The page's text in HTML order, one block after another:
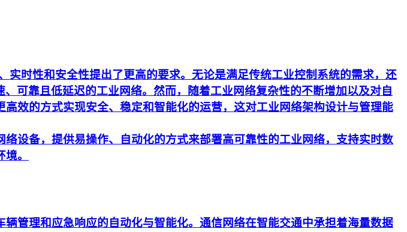
时性和安全性提出了更高的要求。无论是满足传统工业控制系统的需求，还
可靠且低延迟的工业网络。然而，随着工业网络复杂性的不断增加以及对自
效的方式实现安全、稳定和智能化的运营，这对工业网络架构设计与管理能
设备，提供易操作、自动化的方式来部署高可靠性的工业网络，支持实时数
。
管理和应急响应的自动化与智能化。通信网络在智能交通中承担着海量数据